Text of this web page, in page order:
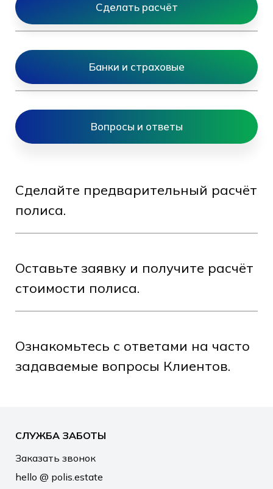
Сделать расчёт
Банки и страховые
Вопросы и ответы
Сделайте предварительный расчёт
полиса.
Оставьте заявку и получите расчёт
стоимости полиса.
Ознакомьтесь с ответами на часто
задаваемые вопросы Клиентов.
СЛУЖБА ЗАБОТЫ
Заказать звонок
hello @ polis.estate